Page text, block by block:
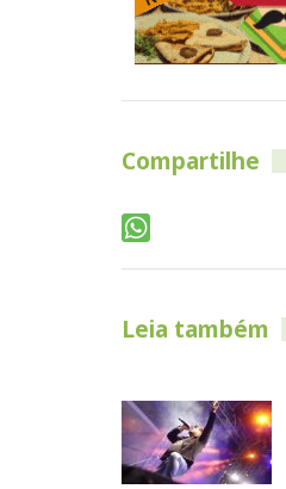
Compartilhe
Leia também